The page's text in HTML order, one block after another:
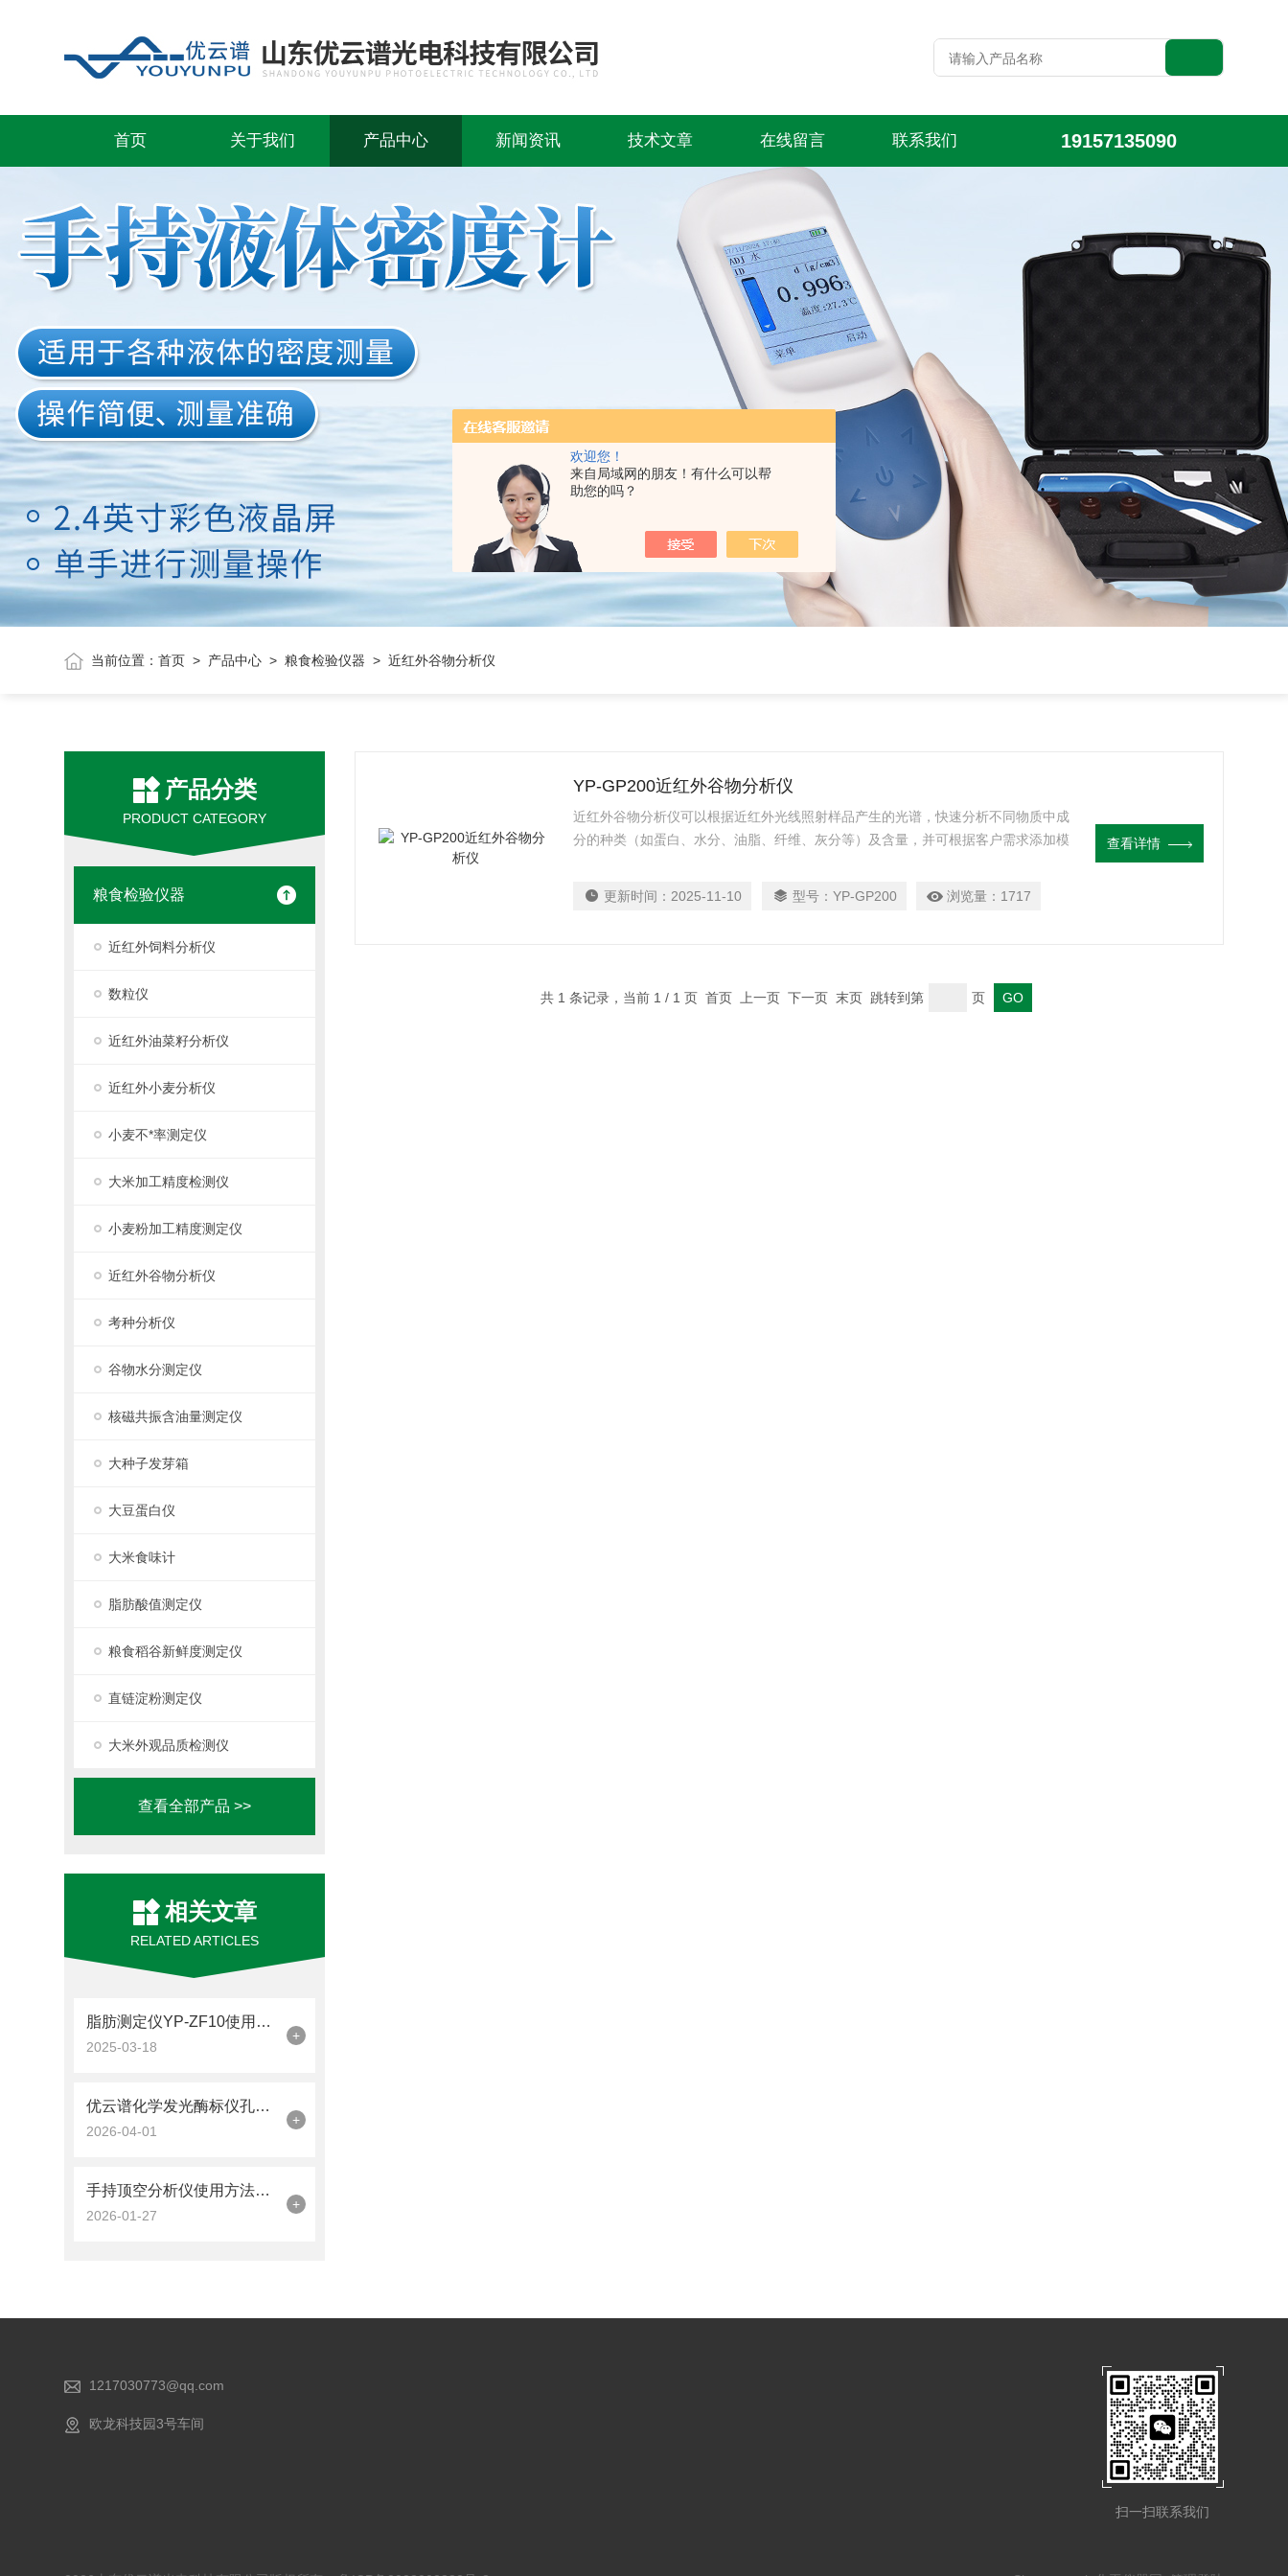
欢迎您！
来自局域网的朋友！有什么可以帮
助您的吗？
首页 关于我们 产品中心 新闻资讯 技术文章 在线留言 联系我们 19157135090
当前位置：首页 > 产品中心 >粮食检验仪器 > 近红外谷物分析仪
产品分类
PRODUCT CATEGORY
粮食检验仪器
近红外饲料分析仪
数粒仪
近红外油菜籽分析仪
近红外小麦分析仪
小麦不*率测定仪
大米加工精度检测仪
小麦粉加工精度测定仪
近红外谷物分析仪
考种分析仪
谷物水分测定仪
核磁共振含油量测定仪
大种子发芽箱
大豆蛋白仪
大米食味计
脂肪酸值测定仪
粮食稻谷新鲜度测定仪
直链淀粉测定仪
大米外观品质检测仪
查看全部产品 >>
相关文章
RELATED ARTICLES
脂肪测定仪YP-ZF10使用注意事项
2025-03-18
+
优云谱化学发光酶标仪孔间串扰抑制关键技术解析
2026-04-01
+
手持顶空分析仪使用方法与原理【优云谱】
2026-01-27
+
YP-GP200近红外谷物分析仪
近红外谷物分析仪可以根据近红外光线照射样品产生的光谱，快速分析不同物质中成
分的种类（如蛋白、水分、油脂、纤维、灰分等）及含量，并可根据客户需求添加模
更新时间： 2025-11-10 型号： YP-GP200 浏览量： 1717
查看详情
共 1 条记录，当前 1 / 1 页 首页 上一页 下一页 末页 跳转到第 页
1217030773@qq.com
欧龙科技园3号车间
扫一扫联系我们